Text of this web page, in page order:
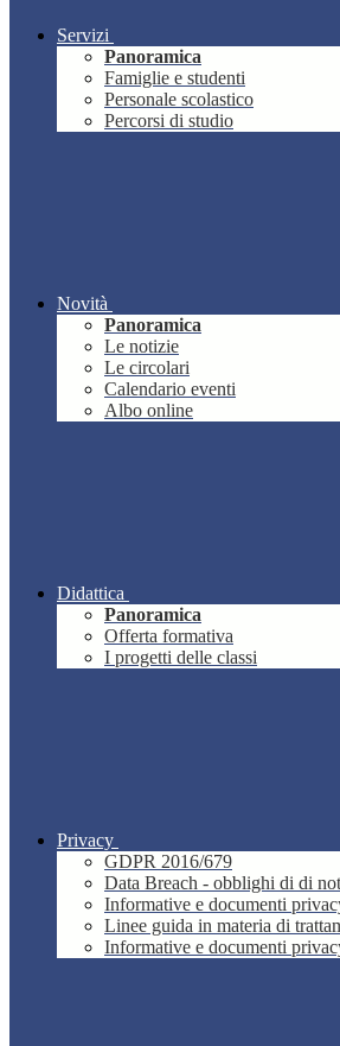
Servizi
Panoramica
Famiglie e studenti
Personale scolastico
Percorsi di studio
Novità
Panoramica
Le notizie
Le circolari
Calendario eventi
Albo online
Didattica
Panoramica
Offerta formativa
I progetti delle classi
Privacy
GDPR 2016/679
Data Breach - obblighi di di
Informative e documenti
Linee guida in materia di
Informative e documenti